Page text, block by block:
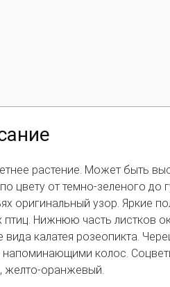
растение. Может быть
цвету от темно-зеленого до
оригинальный узор. Яркие
Нижнюю часть листков
калатея розеопикта.
колос.
желто-оранжевый.